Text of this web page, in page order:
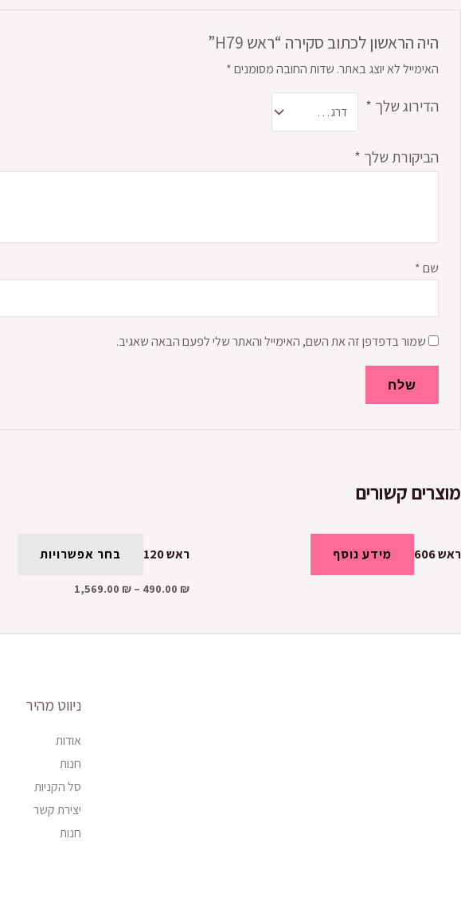
היה הראשון לכתוב סקירה “ראש H79”
האימייל לא יוצג באתר. שדות החובה מסומנים*
הדירוג שלך *
הביקורת שלך *
שם*
שמור בדפדפן זה את השם, האימייל והאתר שלי לפעם הבאה שאגיב.
מוצרים קשורים
ראש 606 מידע נוסף ראש 120 בחר אפשרויות
490.00 ₪
–
1,569.00 ₪
ניווט מהיר
אודות
חנות
סל הקניות
יצירת קשר
חנות